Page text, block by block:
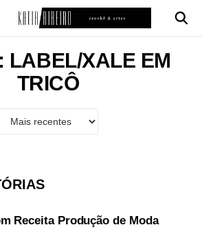
LABEL/XALE EM
TRICÔ
Receita Produção de Moda